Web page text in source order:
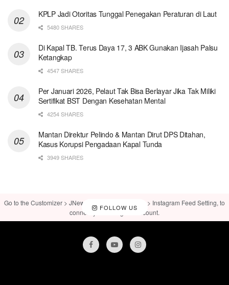
KPLP Jadi Otoritas Tunggal Penegakan Peraturan di Laut
5480 SHARES
Di Kapal TB. Terus Daya 17, 3 ABK Gunakan Ijasah Palsu
Ketangkap
4547 SHARES
Per Januari 2026, Pelaut Tak Bisa Berlayar Jika Tak Miliki
Sertifikat BST Dengan Kesehatan Mental
4254 SHARES
Mantan Direktur Pelindo & Mantan Dirut DPS Ditahan,
Kasus Korupsi Pengadaan Kapal Tunda
3949 SHARES
FOLLOW US
Go to the Customizer > JNews : Social, Like & View > Instagram Feed Setting, to
connect your Instagram account.